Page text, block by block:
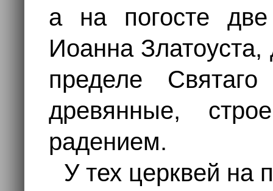
а на погосте
Иоанна
пределе
древянные,
радением.
У тех церквей на